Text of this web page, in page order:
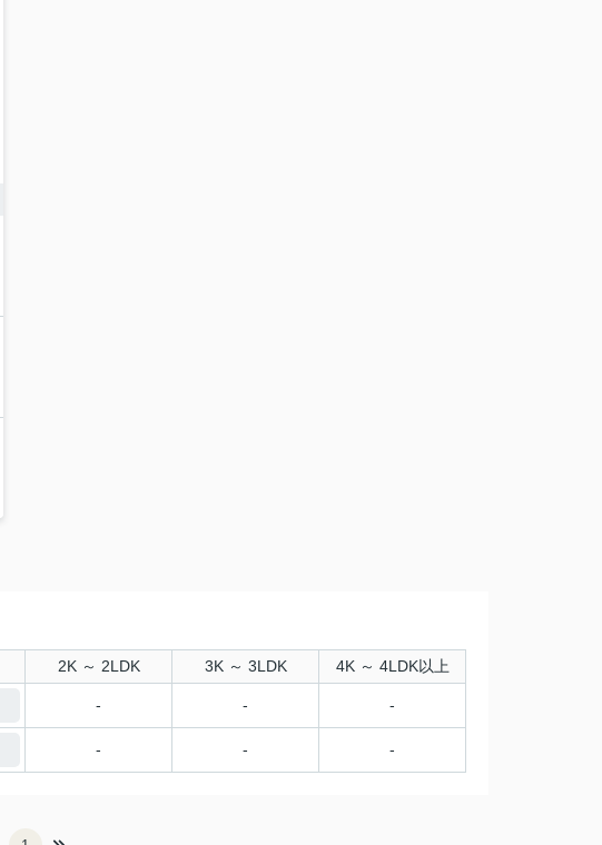
2K ～ 2LDK 3K ～ 3LDK 4K ～ 4LDK以上
- - -
- - -